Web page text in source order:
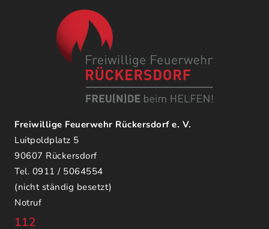
Freiwillige Feuerwehr Rückersdorf e. V.
Luitpoldplatz 5
90607 Rückersdorf
Tel. 0911 / 5064554
(nicht ständig besetzt)
Notruf
112